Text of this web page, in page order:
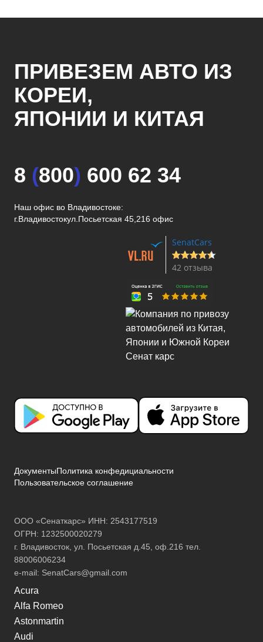
ПРИВЕЗЕМ АВТО ИЗ
КОРЕИ,
ЯПОНИИ И КИТАЯ
8 (800) 600 62 34
Наш офис во Владивостоке:
г.Владивостокул.Посьетская 45,216 офис
SenatCars
42 отзыва
ДокументыПолитика конфедициальности
Пользовательское соглашение
ООО «Сенаткарс» ИНН: 2543177519
ОГРН: 1232500020279
г. Владивосток, ул. Посьетская д.45, оф.216 тел.
88006006234
e-mail: SenatCars@gmail.com
Acura
Alfa Romeo
Astonmartin
Audi